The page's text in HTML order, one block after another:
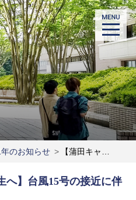
のお知らせ > 【蒲田キャンパスの在学生へ】台風15号の接近に伴う休講措置について
へ】台風15号の接近に伴